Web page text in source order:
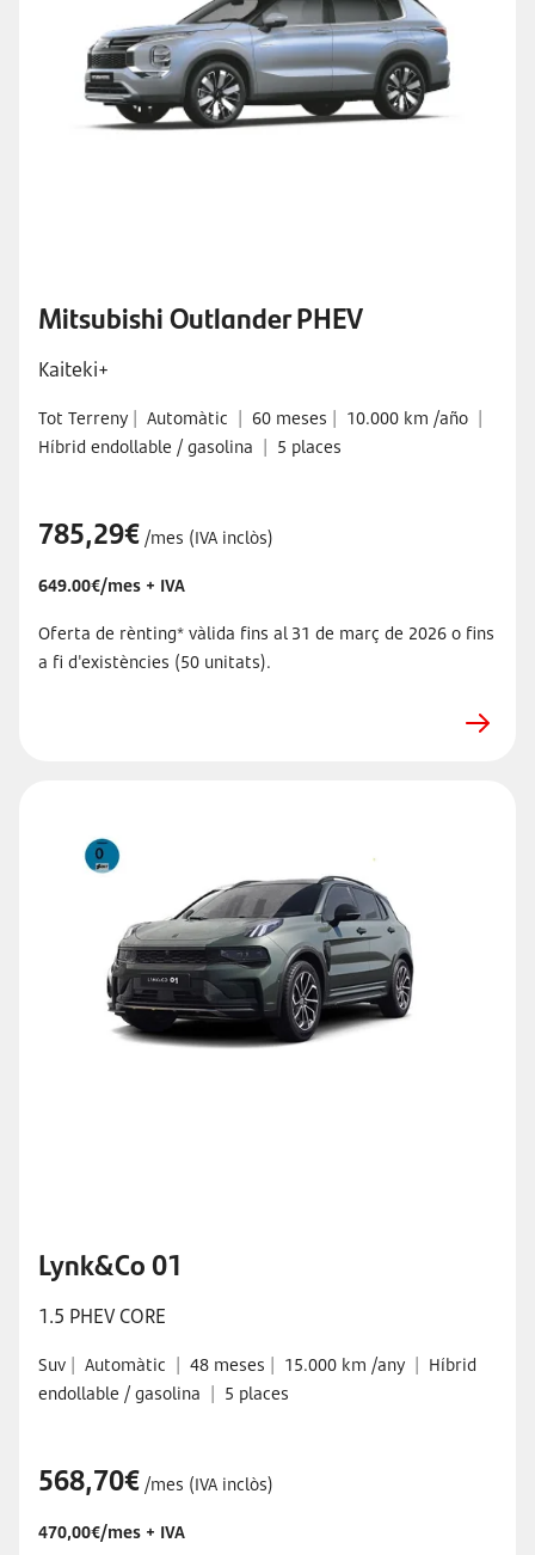
Mitsubishi Outlander PHEV
Kaiteki+
Tot Terreny | Automàtic | 60 meses | 10.000 km /año |
Híbrid endollable / gasolina | 5 places
785,29€ /mes (IVA inclòs)
649.00€/mes + IVA
Oferta de rènting* vàlida fins al 31 de març de 2026 o fins
a fi d'existències (50 unitats).
Lynk&Co 01
1.5 PHEV CORE
Suv | Automàtic | 48 meses | 15.000 km /any | Híbrid
endollable / gasolina | 5 places
568,70€ /mes (IVA inclòs)
470,00€/mes + IVA